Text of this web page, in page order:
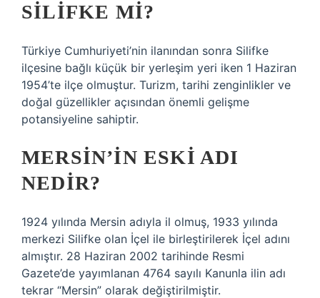
SILIFKE MI?
Türkiye Cumhuriyeti’nin ilanından sonra Silifke
ilçesine bağlı küçük bir yerleşim yeri iken 1 Haziran
1954’te ilçe olmuştur. Turizm, tarihi zenginlikler ve
doğal güzellikler açısından önemli gelişme
potansiyeline sahiptir.
MERSIN’IN ESKI ADI
NEDIR?
1924 yılında Mersin adıyla il olmuş, 1933 yılında
merkezi Silifke olan İçel ile birleştirilerek İçel adını
almıştır. 28 Haziran 2002 tarihinde Resmi
Gazete’de yayımlanan 4764 sayılı Kanunla ilin adı
tekrar “Mersin” olarak değiştirilmiştir.